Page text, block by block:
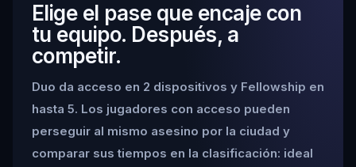
Elige el pase que encaje con
tu equipo. Después, a
competir.
Duo da acceso en 2 dispositivos y Fellowship en
hasta 5. Los jugadores con acceso pueden
perseguir al mismo asesino por la ciudad y
comparar sus tiempos en la clasificación: ideal